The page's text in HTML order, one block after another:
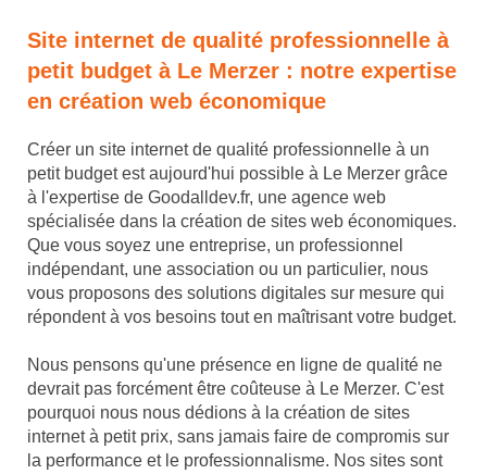
Site internet de qualité professionnelle à
petit budget à Le Merzer : notre expertise
en création web économique
Créer un site internet de qualité professionnelle à un
petit budget est aujourd'hui possible à Le Merzer grâce
à l'expertise de Goodalldev.fr, une agence web
spécialisée dans la création de sites web économiques.
Que vous soyez une entreprise, un professionnel
indépendant, une association ou un particulier, nous
vous proposons des solutions digitales sur mesure qui
répondent à vos besoins tout en maîtrisant votre budget.
Nous pensons qu'une présence en ligne de qualité ne
devrait pas forcément être coûteuse à Le Merzer. C'est
pourquoi nous nous dédions à la création de sites
internet à petit prix, sans jamais faire de compromis sur
la performance et le professionnalisme. Nos sites sont